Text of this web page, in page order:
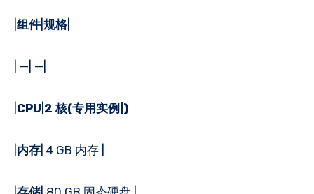
组件|规格|
| —| —|
CPU 2 核(专用实例|)
内存 | 4 GB 内存 |